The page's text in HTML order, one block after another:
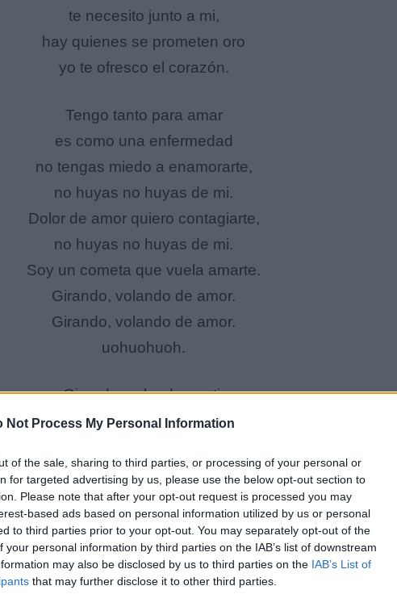
Not Process My Personal Information
of the sale, sharing to third parties, or processing of your personal or
for targeted advertising by us, please use the below opt-out section to
Please note that after your opt-out request is processed you may
based ads based on personal information utilized by us or personal
to third parties prior to your opt-out. You may separately opt-out of the
your personal information by third parties on the IAB’s list of downstream
may also be disclosed by us to third parties on the IAB’s List of
that may further disclose it to other third parties.
te necesito junto a mi,
hay quienes se prometen oro
yo te ofresco el corazón.
Tengo tanto para amar
es como una enfermedad
no tengas miedo a enamorarte,
no huyas no huyas de mi.
Dolor de amor quiero contagiarte,
no huyas no huyas de mi.
Soy un cometa que vuela amarte.
Girando, volando de amor.
Girando, volando de amor.
uohuohuoh.
Girando, volando por ti.
Girando, volando tu y yo.
No tengas miedo de enamorarte,
no huyas no huyas de mi.
Dolor de amor quiero contagiarte,
no huyas no huyas de mi.
solos, solos tu y yo,